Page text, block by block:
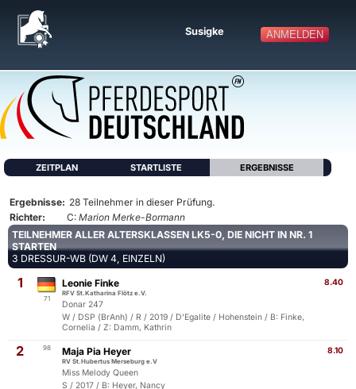
ANMELDEN
Susigke
ZEITPLAN STARTLISTE ERGEBNISSE
Ergebnisse: 28 Teilnehmer in dieser Prüfung.
Richter:
C: Marion Merke-Bormann
TEILNEHMER ALLER ALTERSKLASSEN LK5-0, DIE NICHT IN NR. 1
STARTEN
3 DRESSUR-WB (DW 4, EINZELN)
1
71
8.40
Leonie Finke
RFV St.Katharina Flötz e.V.
Donar 247
W / DSP (BrAnh) / R / 2019 / D'Egalite / Hohenstein / B: Finke,
Cornelia / Z: Damm, Kathrin
2 98 8.10
Maja Pia Heyer
RV St.Hubertus Merseburg e.V
Miss Melody Queen
S / 2017 / B: Heyer, Nancy